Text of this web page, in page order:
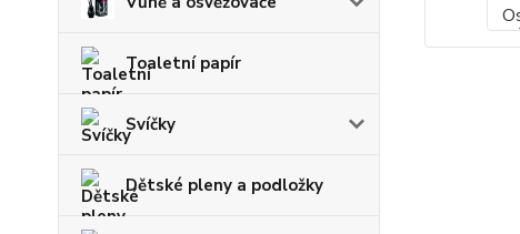
Toaletní papír
Svíčky
Dětské pleny a podložky